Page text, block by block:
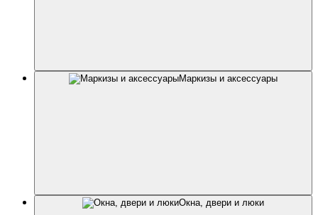
Маркизы и аксессуары
Окна, двери и люки